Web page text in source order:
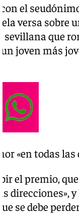
el
versa sobre
sevillana que
joven más
«en todas
el premio,
se debe